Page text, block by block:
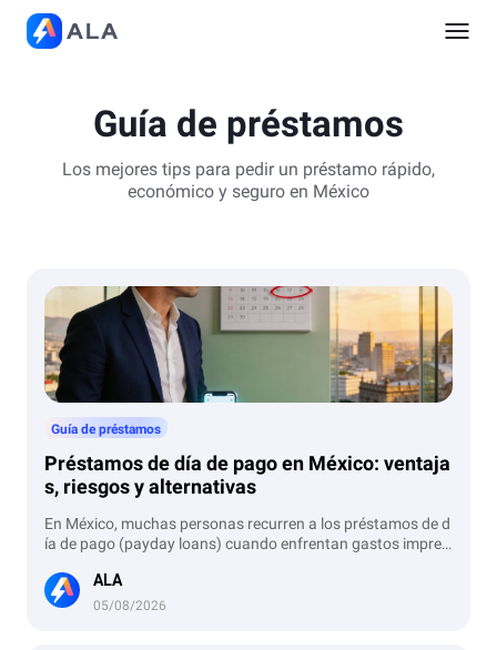
Guía de préstamos
Los mejores tips para pedir un préstamo rápido,
económico y seguro en México
Guía de préstamos
Préstamos de día de pago en México: ventaja
s, riesgos y alternativas
En México, muchas personas recurren a los préstamos de d
ía de pago (payday loans) cuando enfrentan gastos imprevi
idad de acceso, pero también por sus altas tasas de interés
y la exigencia de un pago único a corto plazo. En este artícu
ALA
05/08/2026